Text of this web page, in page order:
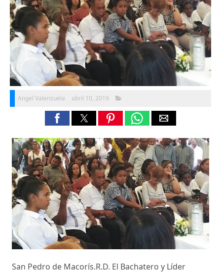
Angel Valenzuela abril 10, 2019
San Pedro de Macorís.R.D. El Bachatero y Líder